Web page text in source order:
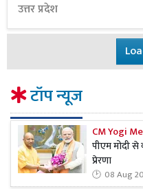
उत्तर प्रदेश
टॉप न्यूज
CM Yogi
पीएम मोदी से
प्रेरणा
08 Aug